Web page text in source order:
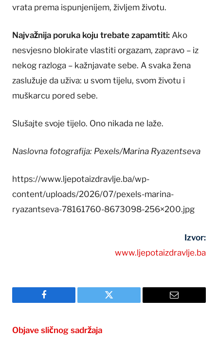
vrata prema ispunjenijem, življem životu.
Najvažnija poruka koju trebate zapamtiti: Ako
nesvjesno blokirate vlastiti orgazam, zapravo – iz
nekog razloga – kažnjavate sebe. A svaka žena
zaslužuje da uživa: u svom tijelu, svom životu i
muškarcu pored sebe.
Slušajte svoje tijelo. Ono nikada ne laže.
Naslovna fotografija: Pexels/Marina Ryazentseva
https://www.ljepotaizdravlje.ba/wp-
content/uploads/2026/07/pexels-marina-
ryazantseva-78161760-8673098-256×200.jpg
Izvor:
www.ljepotaizdravlje.ba
Facebook Twitter Email
Objave sličnog sadržaja